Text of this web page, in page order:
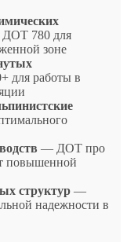
780 для
зоне
для работы в
— ДОТ про
повышенной
структур —
надежности в